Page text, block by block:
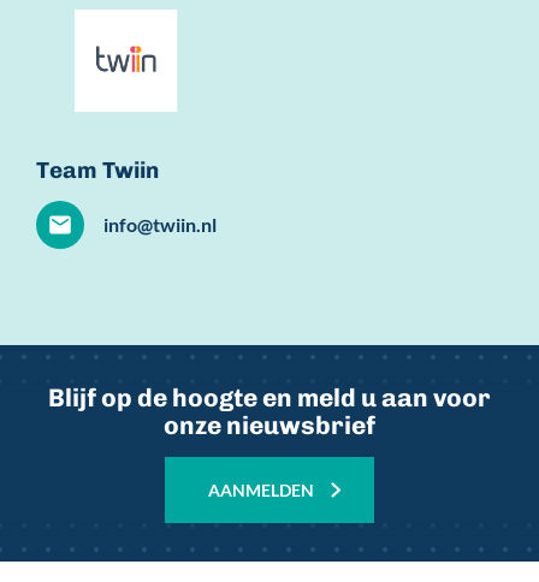
Team Twiin
info@twiin.nl
Blijf op de hoogte en meld u aan voor
onze nieuwsbrief
AANMELDEN